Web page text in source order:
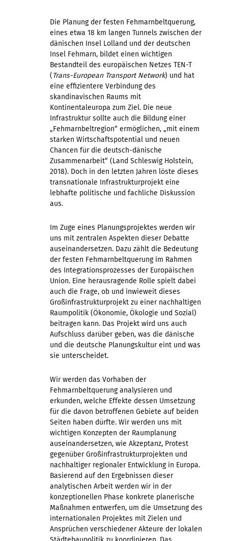
Die Planung der festen Fehmarnbeltquerung,
eines etwa 18 km langen Tunnels zwischen der
dänischen Insel Lolland und der deutschen
Insel Fehmarn, bildet einen wichtigen
Bestandteil des europäischen Netzes TEN-T
(Trans-European Transport Network) und hat
eine effizientere Verbindung des
skandinavischen Raums mit
Kontinentaleuropa zum Ziel. Die neue
Infrastruktur sollte auch die Bildung einer
„Fehmarnbeltregion“ ermöglichen, „mit einem
starken Wirtschaftspotential und neuen
Chancen für die deutsch-dänische
Zusammenarbeit“ (Land Schleswig Holstein,
2018). Doch in den letzten Jahren löste dieses
transnationale Infrastrukturprojekt eine
lebhafte politische und fachliche Diskussion
aus.
Im Zuge eines Planungsprojektes werden wir
uns mit zentralen Aspekten dieser Debatte
auseinandersetzen. Dazu zählt die Bedeutung
der festen Fehmarnbeltquerung im Rahmen
des Integrationsprozesses der Europäischen
Union. Eine herausragende Rolle spielt dabei
auch die Frage, ob und inwieweit dieses
Großinfrastrukturprojekt zu einer nachhaltigen
Raumpolitik (Ökonomie, Ökologie und Sozial)
beitragen kann. Das Projekt wird uns auch
Aufschluss darüber geben, was die dänische
und die deutsche Planungskultur eint und was
sie unterscheidet.
Wir werden das Vorhaben der
Fehmarnbeltquerung analysieren und
erkunden, welche Effekte dessen Umsetzung
für die davon betroffenen Gebiete auf beiden
Seiten haben dürfte. Wir werden uns mit
wichtigen Konzepten der Raumplanung
auseinandersetzen, wie Akzeptanz, Protest
gegenüber Großinfrastrukturprojekten und
nachhaltiger regionaler Entwicklung in Europa.
Basierend auf den Ergebnissen dieser
analytischen Arbeit werden wir in der
konzeptionellen Phase konkrete planerische
Maßnahmen entwerfen, um die Umsetzung des
internationalen Projektes mit Zielen und
Ansprüchen verschiedener Akteure der lokalen